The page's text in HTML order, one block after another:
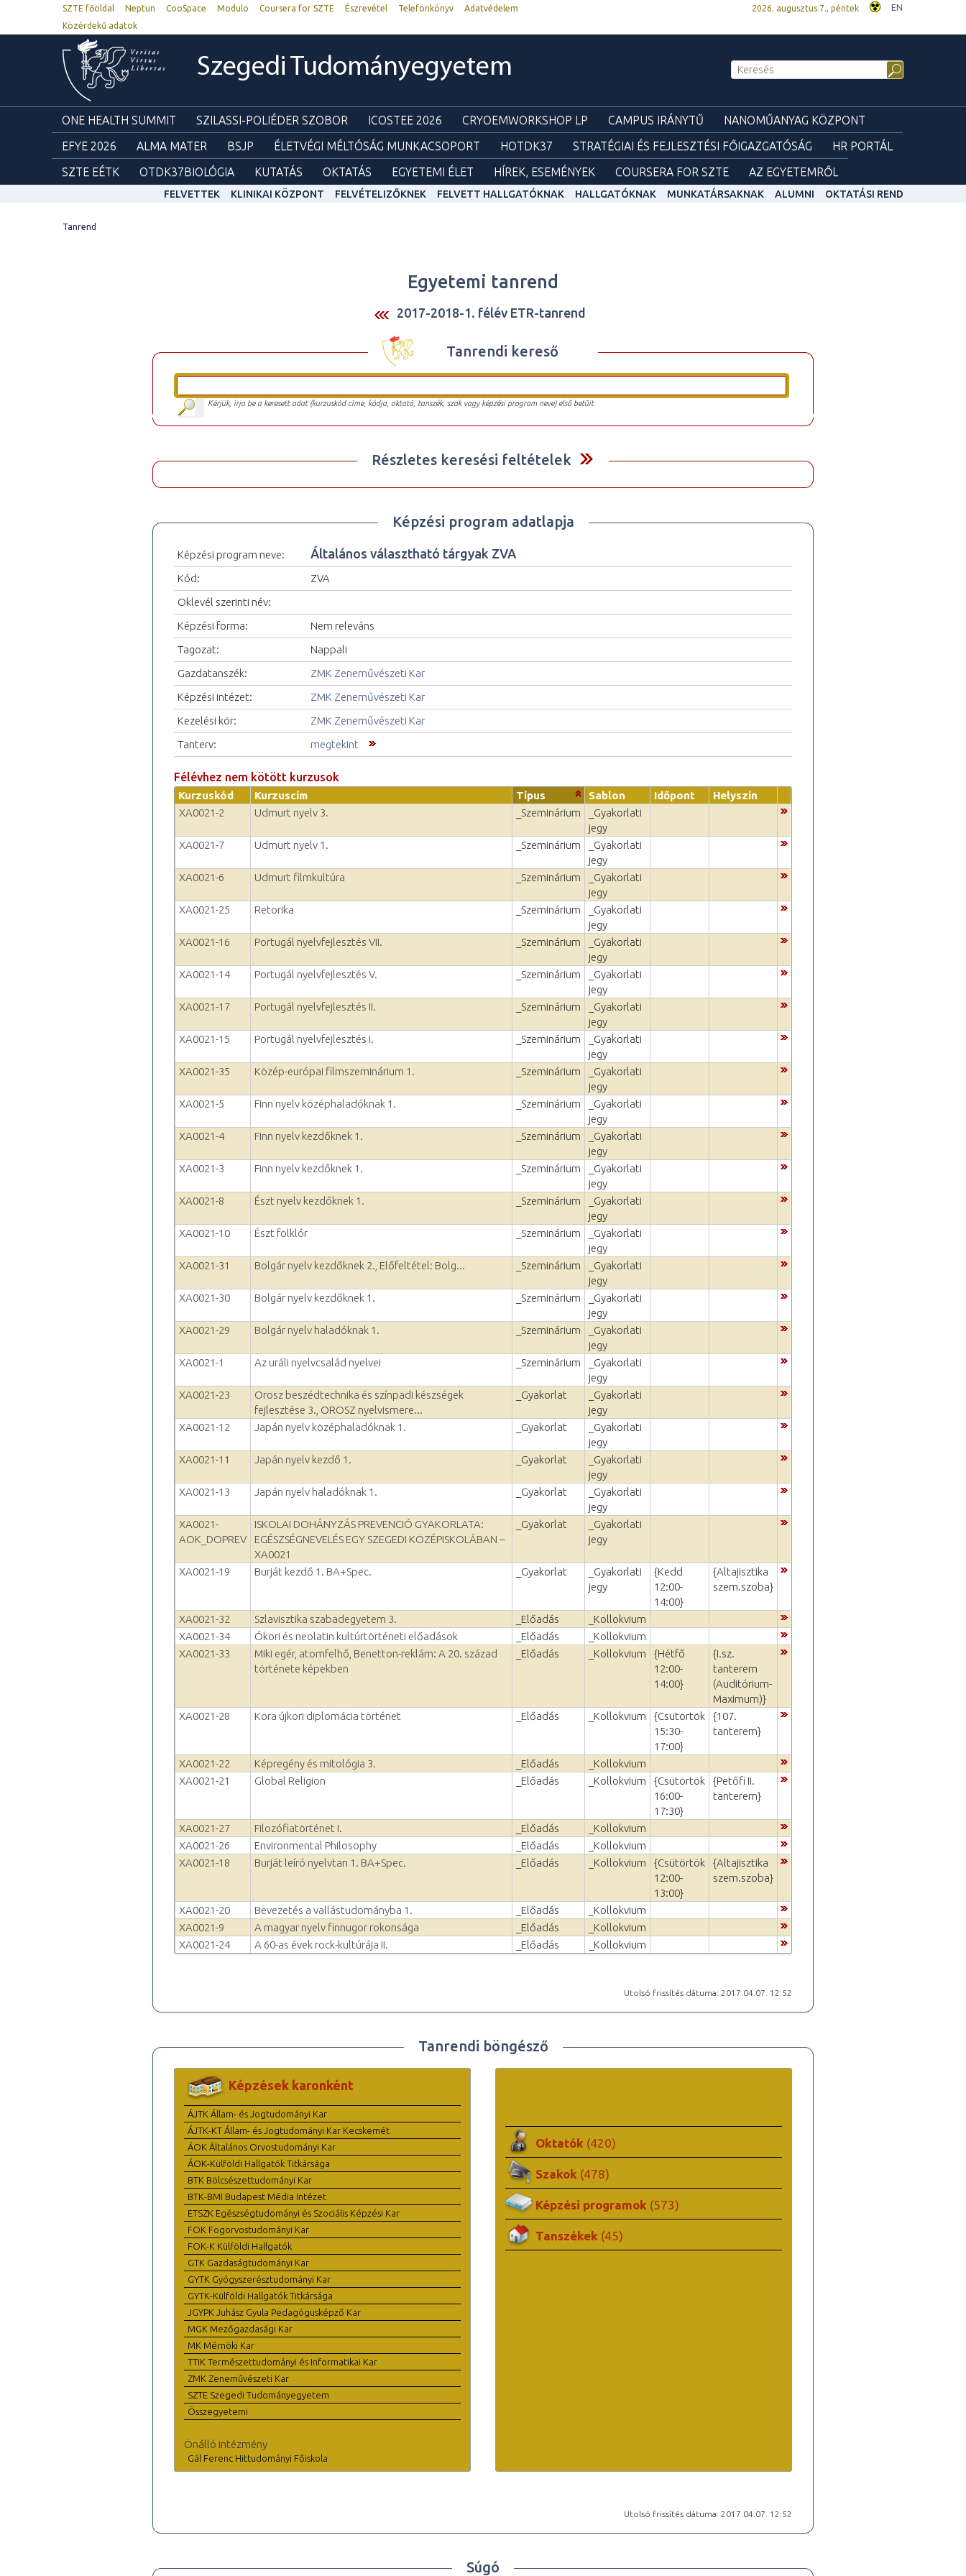
SZTE főoldal Neptun CooSpace Modulo Coursera for SZTE Észrevétel Telefonkönyv
Adatvédelem
Közérdekű adatok
2026. augusztus 7., péntek EN
Szegedi Tudományegyetem
ONE HEALTH SUMMIT SZILASSI-POLIÉDER SZOBOR ICOSTEE 2026 CRYOEMWORKSHOP LP CAMPUS IRÁNYTŰ
NANOMŰANYAG KÖZPONT
EFYE 2026
ALMA MATER BSJP ÉLETVÉGI MÉLTÓSÁG MUNKACSOPORT HOTDK37 STRATÉGIAI ÉS FEJLESZTÉSI FŐIGAZGATÓSÁG
HR PORTÁL
SZTE EÉTK
OTDK37BIOLÓGIA KUTATÁS OKTATÁS EGYETEMI ÉLET HÍREK, ESEMÉNYEK COURSERA FOR SZTE AZ EGYETEMRŐL
FELVETTEK KLINIKAI KÖZPONT FELVÉTELIZŐKNEK FELVETT HALLGATÓKNAK HALLGATÓKNAK MUNKATÁRSAKNAK ALUMNI OKTATÁSI REND
Tanrend
Egyetemi tanrend
2017-2018-1. félév ETR-tanrend
Tanrendi kereső
Kérjük, írja be a keresett adat (kurzuskód címe, kódja, oktató, tanszék, szak vagy képzési program neve) első betűit.
Részletes keresési feltételek
Képzési program adatlapja
Képzési program neve: Általános választható tárgyak ZVA
Kód:
ZVA
Oklevél szerinti név:
Képzési forma:
Nem releváns
Tagozat:
Nappali
Gazdatanszék:
ZMK Zeneművészeti Kar
Képzési intézet:
ZMK Zeneművészeti Kar
Kezelési kör:
ZMK Zeneművészeti Kar
Tanterv:
megtekint
Félévhez nem kötött kurzusok
Kurzuskód Kurzuscím Típus Sablon Időpont
Helyszín
XA0021-2
Udmurt nyelv 3. _Szeminárium
_Gyakorlati
jegy
XA0021-7
Udmurt nyelv 1. _Szeminárium
_Gyakorlati
jegy
XA0021-6
Udmurt filmkultúra _Szeminárium
_Gyakorlati
jegy
XA0021-25
Retorika _Szeminárium
_Gyakorlati
jegy
XA0021-16
Portugál nyelvfejlesztés VII. _Szeminárium
_Gyakorlati
jegy
XA0021-14
Portugál nyelvfejlesztés V. _Szeminárium
_Gyakorlati
jegy
XA0021-17
Portugál nyelvfejlesztés II. _Szeminárium
_Gyakorlati
jegy
XA0021-15
Portugál nyelvfejlesztés I. _Szeminárium
_Gyakorlati
jegy
XA0021-35
Közép-európai filmszeminárium 1. _Szeminárium
_Gyakorlati
jegy
XA0021-5
Finn nyelv középhaladóknak 1. _Szeminárium
_Gyakorlati
jegy
XA0021-4
Finn nyelv kezdőknek 1. _Szeminárium
_Gyakorlati
jegy
XA0021-3
Finn nyelv kezdőknek 1. _Szeminárium
_Gyakorlati
jegy
XA0021-8
Észt nyelv kezdőknek 1. _Szeminárium
_Gyakorlati
jegy
XA0021-10
Észt folklór _Szeminárium
_Gyakorlati
jegy
XA0021-31
Bolgár nyelv kezdőknek 2., Előfeltétel: Bolg... _Szeminárium
_Gyakorlati
jegy
XA0021-30
Bolgár nyelv kezdőknek 1. _Szeminárium
_Gyakorlati
jegy
XA0021-29
Bolgár nyelv haladóknak 1. _Szeminárium
_Gyakorlati
jegy
XA0021-1
Az uráli nyelvcsalád nyelvei _Szeminárium
_Gyakorlati
jegy
XA0021-23
Orosz beszédtechnika és színpadi készségek
fejlesztése 3., OROSZ nyelvismere...
_Gyakorlat
_Gyakorlati
jegy
XA0021-12
Japán nyelv középhaladóknak 1. _Gyakorlat
_Gyakorlati
jegy
XA0021-11
Japán nyelv kezdő 1. _Gyakorlat
_Gyakorlati
jegy
XA0021-13
Japán nyelv haladóknak 1. _Gyakorlat
_Gyakorlati
jegy
XA0021-
AOK_DOPREV
ISKOLAI DOHÁNYZÁS PREVENCIÓ GYAKORLATA:
EGÉSZSÉGNEVELÉS EGY SZEGEDI KÖZÉPISKOLÁBAN –
XA0021
_Gyakorlat
_Gyakorlati
jegy
XA0021-19 Burját kezdő 1. BA+Spec. _Gyakorlat
_Gyakorlati
jegy
{Kedd
12:00-
14:00}
{Altajisztika
szem.szoba}
XA0021-32 Szlavisztika szabadegyetem 3. _Előadás
_Kollokvium
XA0021-34
Ókori és neolatin kultúrtörténeti előadások _Előadás
_Kollokvium
XA0021-33
Miki egér, atomfelhő, Benetton-reklám: A 20. század
története képekben
_Előadás _Kollokvium
{Hétfő
12:00-
14:00}
{I.sz.
tanterem
(Auditórium-
Maximum)}
XA0021-28
Kora újkori diplomácia történet _Előadás _Kollokvium
{Csütörtök
15:30-
17:00}
{107.
tanterem}
XA0021-22 Képregény és mitológia 3. _Előadás
_Kollokvium
XA0021-21
Global Religion _Előadás _Kollokvium
{Csütörtök
16:00-
17:30}
{Petőfi II.
tanterem}
XA0021-27 Filozófiatörténet I. _Előadás
_Kollokvium
XA0021-26
Environmental Philosophy _Előadás
_Kollokvium
XA0021-18
Burját leíró nyelvtan 1. BA+Spec. _Előadás _Kollokvium
{Csütörtök
12:00-
13:00}
{Altajisztika
szem.szoba}
XA0021-20 Bevezetés a vallástudományba 1. _Előadás
_Kollokvium
XA0021-9
A magyar nyelv finnugor rokonsága _Előadás
_Kollokvium
XA0021-24
A 60-as évek rock-kultúrája II. _Előadás _Kollokvium
Utolsó frissítés dátuma: 2017.04.07. 12:52
Tanrendi böngésző
Képzések karonként
ÁJTK Állam- és Jogtudományi Kar
ÁJTK-KT Állam- és Jogtudományi Kar Kecskemét
ÁOK Általános Orvostudományi Kar
ÁOK-Külföldi Hallgatók Titkársága
BTK Bölcsészettudományi Kar
BTK-BMI Budapest Média Intézet
ETSZK Egészségtudományi és Szociális Képzési Kar
FOK Fogorvostudományi Kar
FOK-K Külföldi Hallgatók
GTK Gazdaságtudományi Kar
GYTK Gyógyszerésztudományi Kar
GYTK-Külföldi Hallgatók Titkársága
JGYPK Juhász Gyula Pedagógusképző Kar
MGK Mezőgazdasági Kar
MK Mérnöki Kar
TTIK Természettudományi és Informatikai Kar
ZMK Zeneművészeti Kar
SZTE Szegedi Tudományegyetem
Összegyetemi
Önálló intézmény
Gál Ferenc Hittudományi Főiskola
Oktatók (420)
Szakok (478)
Képzési programok (573)
Tanszékek (45)
Utolsó frissítés dátuma: 2017.04.07. 12:52
Súgó